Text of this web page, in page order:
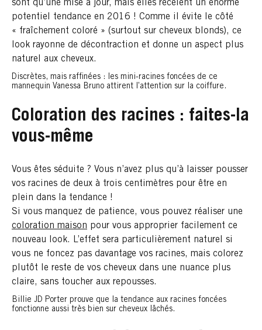
sont qu’une mise à jour, mais elles recèlent un énorme
potentiel tendance en 2016 ! Comme il évite le côté
« fraîchement coloré » (surtout sur cheveux blonds), ce
look rayonne de décontraction et donne un aspect plus
naturel aux cheveux.
Discrètes, mais raffinées : les mini-racines foncées de ce
mannequin Vanessa Bruno attirent l’attention sur la coiffure.
Coloration des racines : faites-la
vous-même
Vous êtes séduite ? Vous n’avez plus qu’à laisser pousser
vos racines de deux à trois centimètres pour être en
plein dans la tendance !
Si vous manquez de patience, vous pouvez réaliser une
coloration maison pour vous approprier facilement ce
nouveau look. L’effet sera particulièrement naturel si
vous ne foncez pas davantage vos racines, mais colorez
plutôt le reste de vos cheveux dans une nuance plus
claire, sans toucher aux repousses.
Billie JD Porter prouve que la tendance aux racines foncées
fonctionne aussi très bien sur cheveux lâchés.